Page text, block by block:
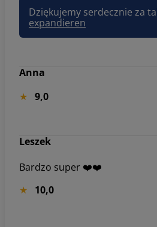
expandieren
Anna
9,0
Leszek
Bardzo super ❤️❤️
10,0